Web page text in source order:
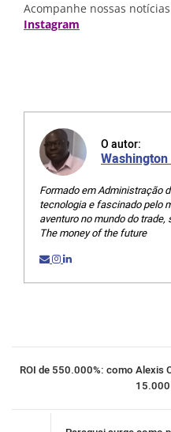
Acompanhe nossas
Instagram
O autor:
Formado em Administração
tecnologia e fascinado pelo
aventuro no mundo do
The money of the future
ROI de 550.000%: como Alexis